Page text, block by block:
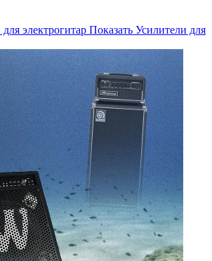
электрогитар Показать Усилители для